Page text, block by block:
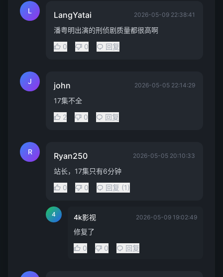
L LangYatai 2026-05-09 22:38:41
潘粤明出演的刑侦剧质量都很高啊
0
0 回复
J john 2026-05-05 22:14:29
17集不全
2
0 回复
R Ryan250 2026-05-05 20:10:33
站长，17集只有6分钟
0
0 回复 (1)
4 4k影视 2026-05-09 19:02:49
修复了
0
0 回复